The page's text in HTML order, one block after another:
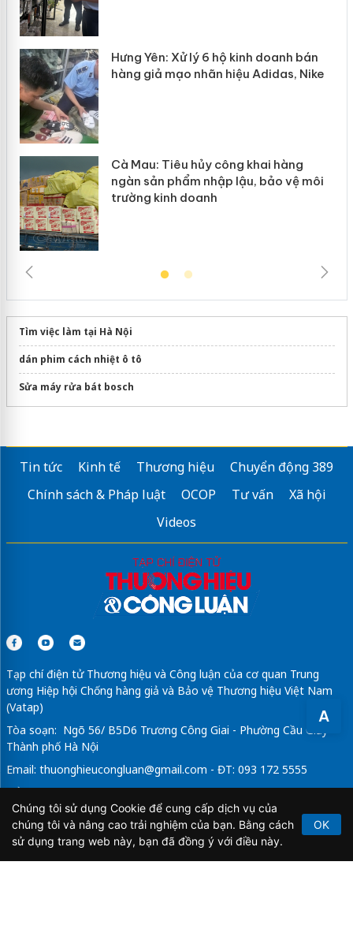
A
Hưng Yên: Xử lý 6 hộ kinh doanh bán
hàng giả mạo nhãn hiệu Adidas, Nike
Cà Mau: Tiêu hủy công khai hàng
ngàn sản phẩm nhập lậu, bảo vệ môi
trường kinh doanh
Tìm việc làm tại Hà Nội
dán phim cách nhiệt ô tô
Sửa máy rửa bát bosch
Tin tức Kinh tế Thương hiệu
Chuyển động 389
Chính sách & Pháp luật
OCOP Tư vấn
Xã hội
Videos
Tạp chí điện tử Thương hiệu và Công luận của cơ quan Trung
ương Hiệp hội Chống hàng giả và Bảo vệ Thương hiệu Việt Nam
(Vatap)
Tòa soạn: Ngõ 56/ B5D6 Trương Công Giai - Phường Cầu Giấy -
Thành phố Hà Nội
Email: thuonghieucongluan@gmail.com - ĐT: 093 172 5555
Tổng Biên Tập: Vũ Đức Thuận
Giấy phép hoạt động báo chí điện tử số 64/GP-BTTTT do Bộ
Thông tin và Truyền thông cấp ngày 21/2/2020.
Chúng tôi sử dụng Cookie để cung cấp dịch vụ của
chúng tôi và nâng cao trải nghiệm của bạn. Bằng cách
sử dụng trang web này, bạn đã đồng ý với điều này.
OK